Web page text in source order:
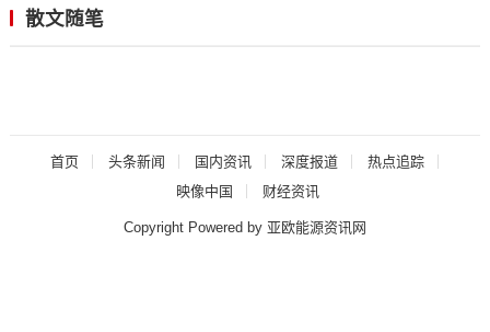
散文随笔
首页 头条新闻 国内资讯 深度报道
热点追踪
映像中国
财经资讯
Copyright Powered by 亚欧能源资讯网